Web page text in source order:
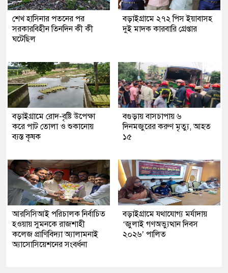
শেখ হাসিনার পতনের পর
সরকারবিহীন তিনদিন কী কী
ঘটেছিল
বড়াইগ্রামে ২৭২ পিস ইয়াবাসহ
দুই মাদক কারবারি গ্রেপ্তার
বড়াইগ্রামে রোদ-বৃষ্টি উপেক্ষা
করে পাট তোলা ও শুকানোয়
ব্যস্ত কৃষক
বগুড়ায় বাসচাপায় ৬
দিনমজুরের করুণ মৃত্যু, আহত
১৫
আরসিসিআই পরিচালক নির্বাচিত
হওয়ায় সুমনকে রাজশাহী
কলেজ প্রাণিবিদ্যা অ্যালামনাই
অ্যাসোসিয়েশনের সংবর্ধনা
বড়াইগ্রামে যথাযোগ্য মর্যাদায়
‘জুলাই গণঅভ্যুত্থান দিবস
২০২৬’ পালিত